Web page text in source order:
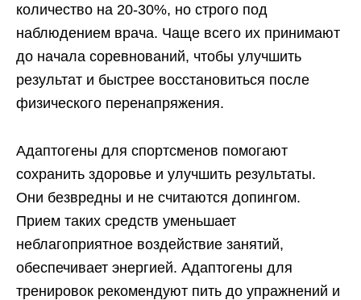
количество на 20-30%, но строго под
наблюдением врача. Чаще всего их принимают
до начала соревнований, чтобы улучшить
результат и быстрее восстановиться после
физического перенапряжения.
Адаптогены для спортсменов помогают
сохранить здоровье и улучшить результаты.
Они безвредны и не считаются допингом.
Прием таких средств уменьшает
неблагоприятное воздействие занятий,
обеспечивает энергией. Адаптогены для
тренировок рекомендуют пить до упражнений и